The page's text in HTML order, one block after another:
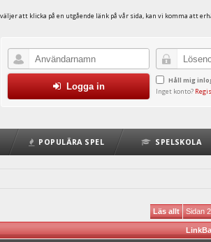
att klicka på en utgående länk på vår sida, kan vi komma att
Håll mig
Inget konto?
Logga in
POPULÄRA SPEL SPELSKOLA
Läs allt Sidan